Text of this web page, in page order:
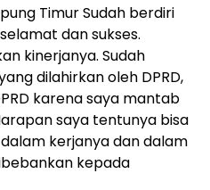
Timur Sudah berdiri
dan sukses.
kinerjanya. Sudah
dilahirkan oleh DPRD,
karena saya mantab
saya tentunya bisa
kerjanya dan dalam
kepada